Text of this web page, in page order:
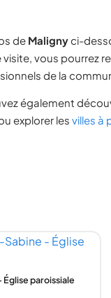
de Malignyci-
visite, vous pourrez
de la
également
explorer les villes à
paroissiale